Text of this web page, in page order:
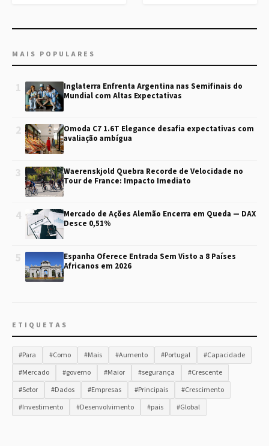
MAIS POPULARES
1
Inglaterra Enfrenta Argentina nas Semifinais do
Mundial com Altas Expectativas
2
Omoda C7 1.6T Elegance desafia expectativas com
avaliação ambígua
3
Waerenskjold Quebra Recorde de Velocidade no
Tour de France: Impacto Imediato
4
Mercado de Ações Alemão Encerra em Queda — DAX
Desce 0,51%
5
Espanha Oferece Entrada Sem Visto a 8 Países
Africanos em 2026
ETIQUETAS
#Para #Como #Mais #Aumento #Portugal
#Capacidade
#Mercado
#governo #Maior #segurança
#Crescente
#Setor
#Dados #Empresas #Principais
#Crescimento
#Investimento
#Desenvolvimento #pais #Global